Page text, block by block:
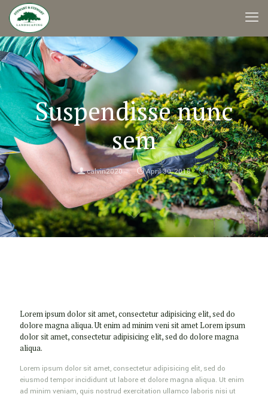
Suspendisse nunc
sem
calvin2020 April 30, 2018
Lorem ipsum dolor sit amet, consectetur adipisicing elit, sed do
dolore magna aliqua. Ut enim ad minim veni sit amet Lorem ipsum
dolor sit amet, consectetur adipisicing elit, sed do dolore magna
aliqua.
Lorem ipsum dolor sit amet, consectetur adipisicing elit, sed do
eiusmod tempor incididunt ut labore et dolore magna aliqua. Ut enim
ad minim veniam, quis nostrud exercitation ullamco laboris nisi ut